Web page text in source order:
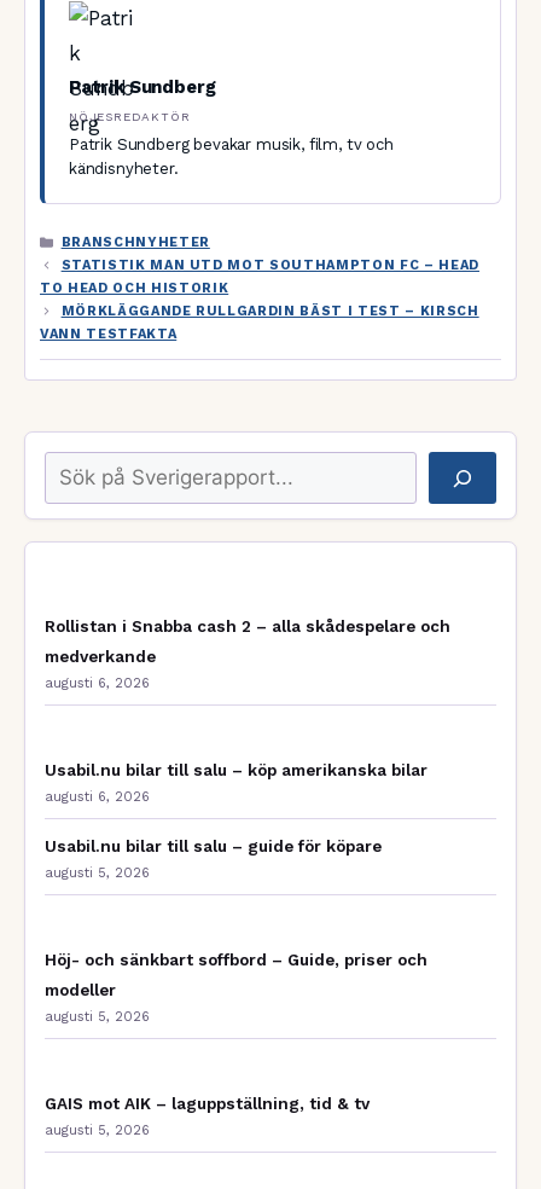
Patrik Sundberg
NÖJESREDAKTÖR
Patrik Sundberg bevakar musik, film, tv och
kändisnyheter.
KATEGORIER
BRANSCHNYHETER
STATISTIK MAN UTD MOT SOUTHAMPTON FC – HEAD
TO HEAD OCH HISTORIK
MÖRKLÄGGANDE RULLGARDIN BÄST I TEST – KIRSCH
VANN TESTFAKTA
Sök
Rollistan i Snabba cash 2 – alla skådespelare och
medverkande
augusti 6, 2026
Usabil.nu bilar till salu – köp amerikanska bilar
augusti 6, 2026
Usabil.nu bilar till salu – guide för köpare
augusti 5, 2026
Höj- och sänkbart soffbord – Guide, priser och
modeller
augusti 5, 2026
GAIS mot AIK – laguppställning, tid & tv
augusti 5, 2026